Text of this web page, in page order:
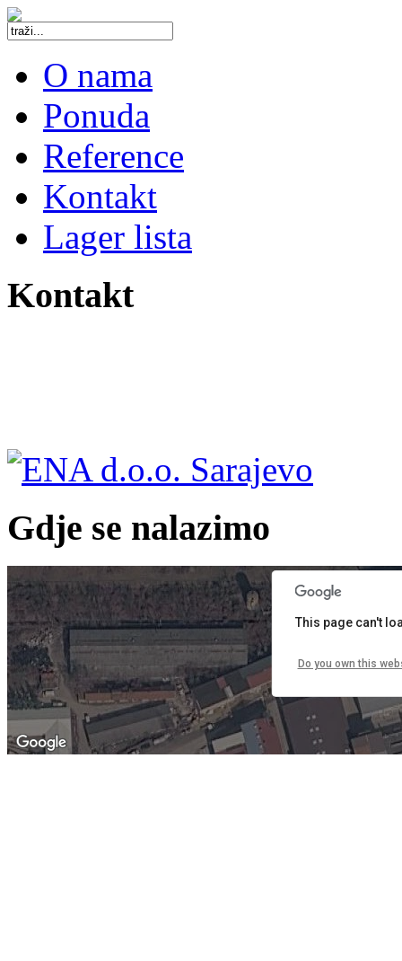
O nama
Ponuda
Reference
Kontakt
Lager lista
Kontakt
Gdje se nalazimo
For development purposes only
purposes only
This page can't
Do you own this